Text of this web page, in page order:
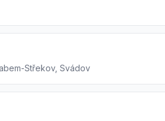
Střekov, Svádov